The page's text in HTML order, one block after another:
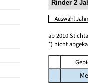
ab 2010
*) nicht